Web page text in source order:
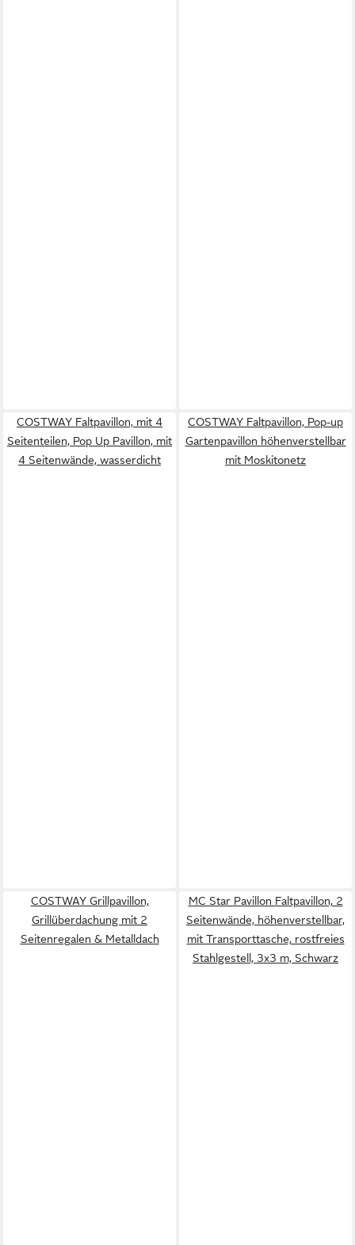
COSTWAY Faltpavillon, mit 4
Seitenteilen, Pop Up Pavillon, mit
4 Seitenwände, wasserdicht
COSTWAY Faltpavillon, Pop-up
Gartenpavillon höhenverstellbar
mit Moskitonetz
COSTWAY Grillpavillon,
Grillüberdachung mit 2
Seitenregalen & Metalldach
MC Star Pavillon Faltpavillon, 2
Seitenwände, höhenverstellbar,
mit Transporttasche, rostfreies
Stahlgestell, 3x3 m, Schwarz